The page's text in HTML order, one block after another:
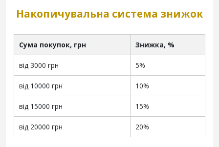
Накопичувальна система знижок
Сума покупок, грн Знижка, %
від 3000 грн 5%
від 10000 грн 10%
від 15000 грн 15%
від 20000 грн 20%